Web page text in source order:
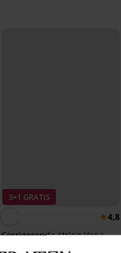
3+1 GRATIS
4,8
Corrigerende string Vena